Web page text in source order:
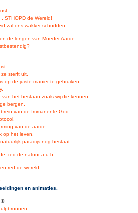
STHOPD de Wereld!
zal ons wakker schudden.
de longen van Moeder Aarde.
sterft uit.
op de juiste manier te gebruiken.
van het bestaan zoals wij die kennen.
bergen.
van de Immanente God.
van de aarde.
op het leven.
paradijs nog bestaat.
red de natuur a.u.b.
red de wereld.
en animaties.
©